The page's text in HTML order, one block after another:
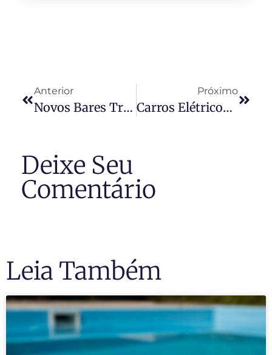
Anterior
Novos Bares Transformam Barra Funda Em Reduto Boêmio, Mas Barulho Incomoda Parte Da Vizinhança
Próximo
Carros Elétricos E Os Condomínios
Deixe Seu
Comentário
Leia Também